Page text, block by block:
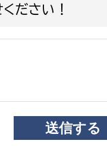
ださい！